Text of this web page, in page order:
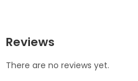
Reviews
There are no reviews yet.